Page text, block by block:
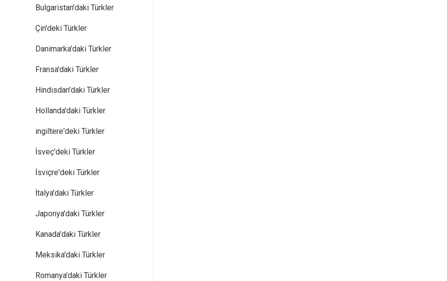
Bulgaristan'daki Türkler
Çin'deki Türkler
Danimarka'daki Türkler
Fransa'daki Türkler
Hindisdan'daki Türkler
Hollanda'daki Türkler
ingiltere'deki Türkler
İsveç'deki Türkler
İsviçre'deki Türkler
İtalya'daki Türkler
Japonya'daki Türkler
Kanada'daki Türkler
Meksika'daki Türkler
Romanya'daki Türkler